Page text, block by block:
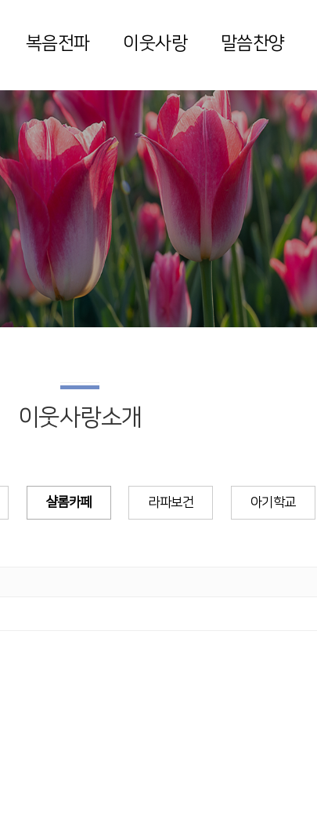
복음전파 이웃사랑 말씀찬양
이웃사랑소개
샬롬카페 라파보건 아기학교